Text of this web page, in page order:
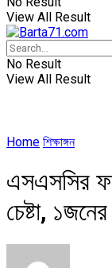
View All Result
No Result
View All Result
Home শিক্ষাঙ্গন
এসএসসির
চেষ্টা,